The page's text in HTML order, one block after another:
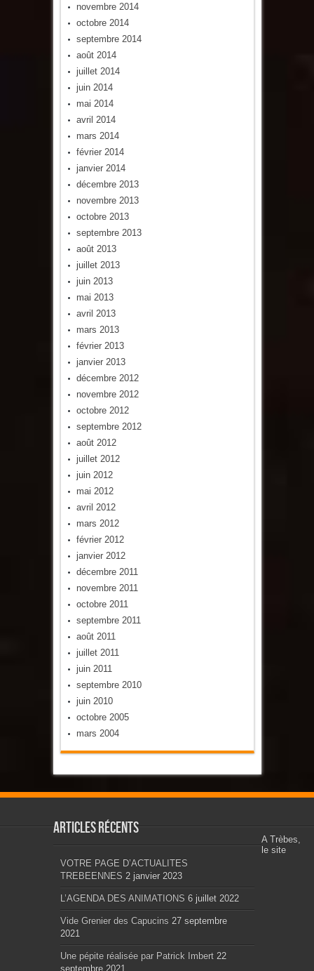
novembre 2014
octobre 2014
septembre 2014
août 2014
juillet 2014
juin 2014
mai 2014
avril 2014
mars 2014
février 2014
janvier 2014
décembre 2013
novembre 2013
octobre 2013
septembre 2013
août 2013
juillet 2013
juin 2013
mai 2013
avril 2013
mars 2013
février 2013
janvier 2013
décembre 2012
novembre 2012
octobre 2012
septembre 2012
août 2012
juillet 2012
juin 2012
mai 2012
avril 2012
mars 2012
février 2012
janvier 2012
décembre 2011
novembre 2011
octobre 2011
septembre 2011
août 2011
juillet 2011
juin 2011
septembre 2010
juin 2010
octobre 2005
mars 2004
Articles récents
VOTRE PAGE D’ACTUALITES
TREBEENNES 2 janvier 2023
L’AGENDA DES ANIMATIONS 6 juillet 2022
Vide Grenier des Capucins 27 septembre
2021
Une pépite réalisée par Patrick Imbert 22
septembre 2021
A Trèbes,
le site